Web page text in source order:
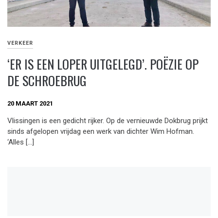
VERKEER
‘ER IS EEN LOPER UITGELEGD’. POËZIE OP
DE SCHROEBRUG
20 MAART 2021
Vlissingen is een gedicht rijker. Op de vernieuwde Dokbrug prijkt
sinds afgelopen vrijdag een werk van dichter Wim Hofman.
‘Alles […]